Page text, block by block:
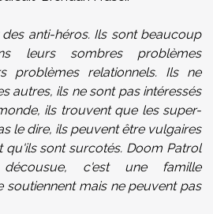
anti-héros. Ils sont beaucoup
leurs sombres problèmes
problèmes relationnels. Ils ne
autres, ils ne sont pas intéressés
ils trouvent que les super-
le dire, ils peuvent être vulgaires
qu'ils sont surcotés. Doom Patrol
c'est une famille
soutiennent mais ne peuvent pas